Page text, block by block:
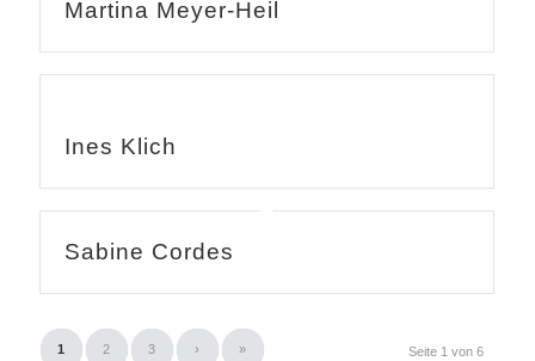
Martina Meyer-Heil
Ines Klich
Sabine Cordes
Seite 1 von 6
1 2 3 › »